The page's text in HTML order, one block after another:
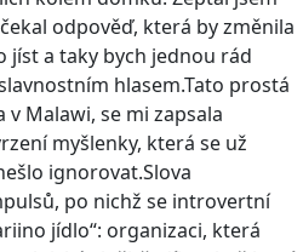
odpověď, která by změnila
jíst a taky bych jednou rád
hlasem.Tato prostá
Malawi, se mi zapsala
myšlenky, která se už
ignorovat.Slova
po nichž se introvertní
jídlo“: organizaci, která